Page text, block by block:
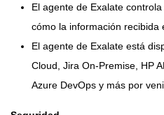
El agente de Exalate
cómo la información recibida
El agente de Exalate está
Cloud, Jira On-Premise, HP
Azure DevOps y más por